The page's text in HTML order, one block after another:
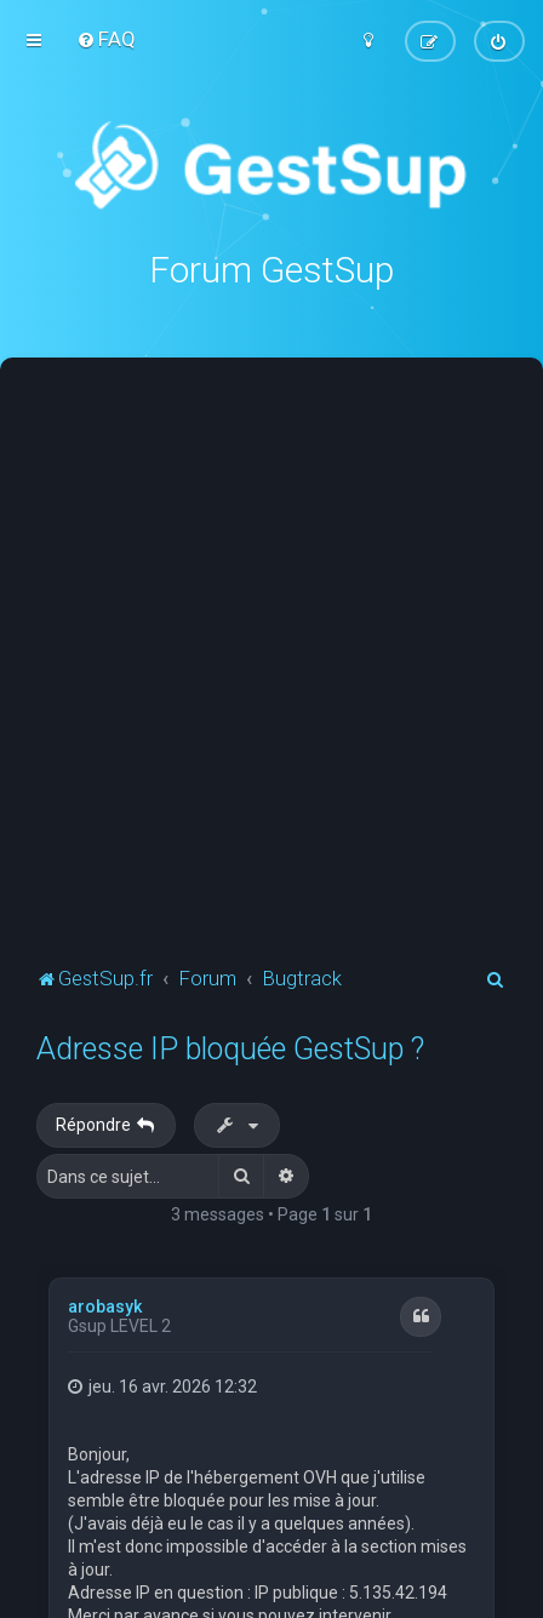
FAQ
Forum GestSup
GestSup.fr Forum Bugtrack
Adresse IP bloquée GestSup ?
Répondre
RechercherRecherche avancée
3 messages • Page 1 sur 1
arobasyk
Gsup LEVEL 2
Citation
jeu. 16 avr. 2026 12:32
Bonjour,
L'adresse IP de l'hébergement OVH que j'utilise
semble être bloquée pour les mise à jour.
(J'avais déjà eu le cas il y a quelques années).
Il m'est donc impossible d'accéder à la section mises
à jour.
Adresse IP en question : IP publique : 5.135.42.194